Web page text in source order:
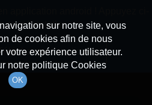
sur notre site, vous
de cookies afin de nous
votre expérience utilisateur.
notre politique Cookies
OK
pour l'installer.
l'application